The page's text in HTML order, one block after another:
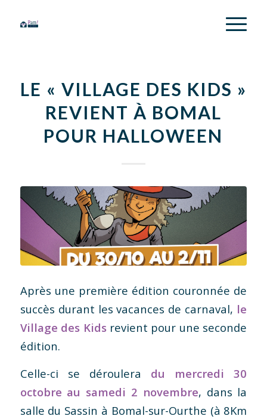
LE « VILLAGE DES KIDS »
REVIENT À BOMAL
POUR HALLOWEEN
Après une première édition couronnée de
succès durant les vacances de carnaval, le
Village des Kids revient pour une seconde
édition.
Celle-ci se déroulera du mercredi 30
octobre au samedi 2 novembre, dans la
salle du Sassin à Bomal-sur-Ourthe (à 8Km